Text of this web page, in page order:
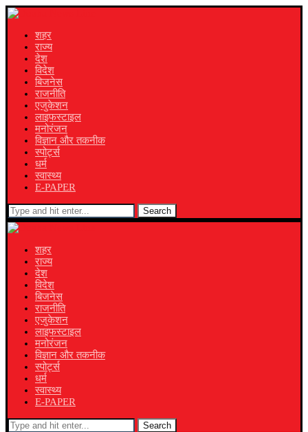
शहर
राज्य
देश
विदेश
बिजनेस
राजनीति
एजुकेशन
लाइफस्टाइल
मनोरंजन
विज्ञान और तकनीक
स्पोर्ट्स
धर्म
स्वास्थ्य
E-PAPER
Search
शहर
राज्य
देश
विदेश
बिजनेस
राजनीति
एजुकेशन
लाइफस्टाइल
मनोरंजन
विज्ञान और तकनीक
स्पोर्ट्स
धर्म
स्वास्थ्य
E-PAPER
Search